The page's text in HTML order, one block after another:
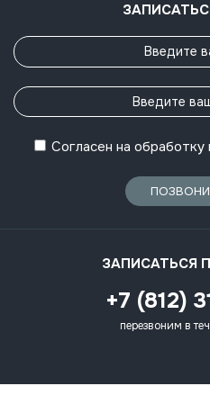
Согласен на обработку
ЗАПИСАТЬСЯ
+7 (812)
перезвоним в